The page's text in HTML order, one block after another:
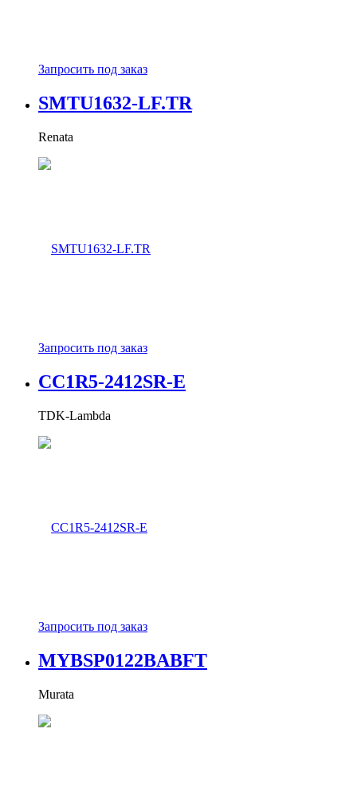
Запросить под заказ
SMTU1632-LF.TR
Renata
Запросить под заказ
CC1R5-2412SR-E
TDK-Lambda
Запросить под заказ
MYBSP0122BABFT
Murata